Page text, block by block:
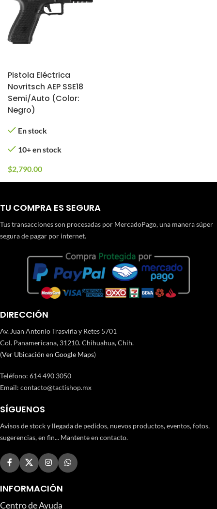
Pistola Eléctrica
Novritsch AEP SSE18
Semi/Auto (Color:
Negro)
En stock
10+ en stock
$2,790.00
TU COMPRA ES SEGURA
Tus transacciones son procesadas por MercadoPago, una manera súper
segura de pagar por internet.
DIRECCIÓN
Av. Juan Antonio Trasviña y Retes 5701
Col. Panamericana, 31210. Chihuahua, Chih.
(Ver Ubicación en Google Maps)
Teléfono: 614 490 3050
Email: contacto@tactishop.mx
SÍGUENOS
Avisos de stock y llegada de pedidos, nuevos productos, eventos, fotos,
sugerencias, en fin... Mantente en contacto.
INFORMACIÓN
Centro de Ayuda